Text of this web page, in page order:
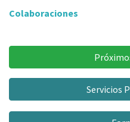
Colaboraciones
Servicios